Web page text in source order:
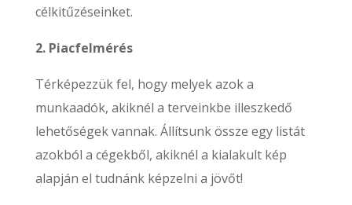
célkitűzéseinket.
2. Piacfelmérés
Térképezzük fel, hogy melyek azok a
munkaadók, akiknél a terveinkbe illeszkedő
lehetőségek vannak. Állítsunk össze egy listát
azokból a cégekből, akiknél a kialakult kép
alapján el tudnánk képzelni a jövőt!